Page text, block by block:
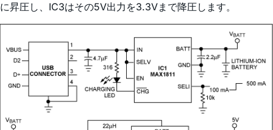
に昇圧し、IC3はその5V出力を3.3Vまで降圧します。